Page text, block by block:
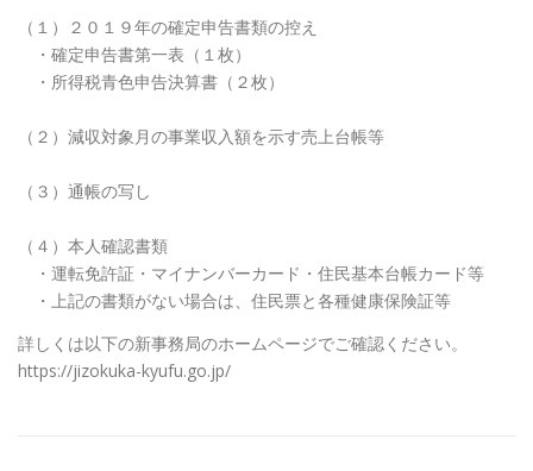
（１）２０１９年の確定申告書類の控え
・確定申告書第一表（１枚）
・所得税青色申告決算書（２枚）
（２）減収対象月の事業収入額を示す売上台帳等
（３）通帳の写し
（４）本人確認書類
・運転免許証・マイナンバーカード・住民基本台帳カード等
・上記の書類がない場合は、住民票と各種健康保険証等
詳しくは以下の新事務局のホームページでご確認ください。
https://jizokuka-kyufu.go.jp/